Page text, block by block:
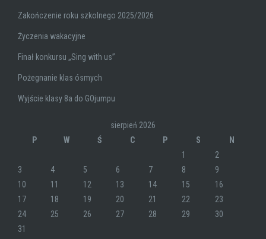
Zakończenie roku szkolnego 2025/2026
Życzenia wakacyjne
Finał konkursu „Sing with us”
Pożegnanie klas ósmych
Wyjście klasy 8a do GOjumpu
sierpień 2026
P
W Ś C P S
N
1
2
3
4 5 6 7 8
9
10
11 12 13 14 15
16
17
18 19 20 21 22
23
24
25 26 27 28 29
30
31